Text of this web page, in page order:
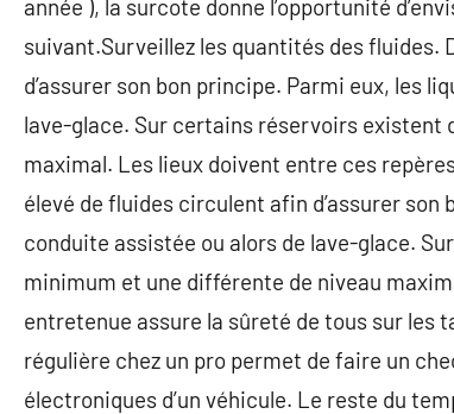
année ), la surcote donne l’opportunité
suivant.Surveillez les quantités des fluides.
d’assurer son bon principe. Parmi eux, les
lave-glace. Sur certains réservoirs existent
maximal. Les lieux doivent entre ces
élevé de fluides circulent afin d’assurer
conduite assistée ou alors de lave-glace.
minimum et une différente de niveau
entretenue assure la sûreté de tous sur les
régulière chez un pro permet de faire un
électroniques d’un véhicule. Le reste du